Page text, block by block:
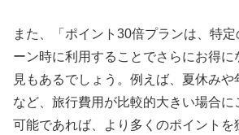
また、「ポイント30倍プランは、特
ーン時に利用することでさらにお得
見もあるでしょう。例えば、夏休み
など、旅行費用が比較的大きい場合
可能であれば、より多くのポイントを